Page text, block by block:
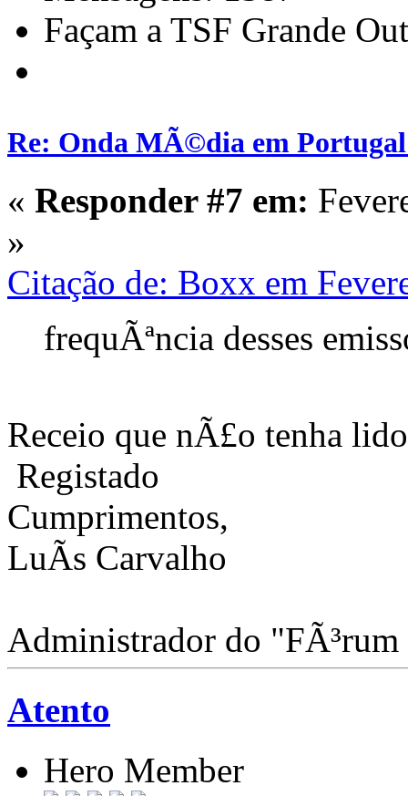
Façam a TSF Grande
Re: Onda MÃ©dia em
« Responder #7 em:
»
Citação de: Boxx em
frequÃªncia desses
Receio que nÃ£o tenha
Registado
Cumprimentos,
LuÃ­s Carvalho
Administrador do
Atento
Hero Member